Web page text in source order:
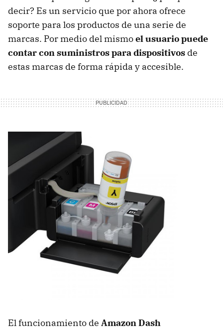
decir? Es un servicio que por ahora ofrece
soporte para los productos de una serie de
marcas. Por medio del mismoel usuario puede
contar con suministros para dispositivos de
estas marcas de forma rápida y accesible.
El funcionamiento de Amazon Dash